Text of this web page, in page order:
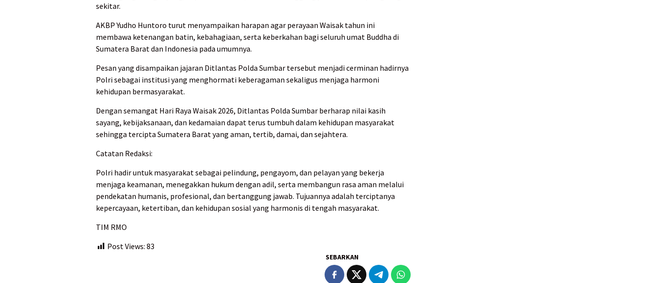
sekitar.
AKBP Yudho Huntoro turut menyampaikan harapan agar perayaan Waisak tahun ini
membawa ketenangan batin, kebahagiaan, serta keberkahan bagi seluruh umat Buddha di
Sumatera Barat dan Indonesia pada umumnya.
Pesan yang disampaikan jajaran Ditlantas Polda Sumbar tersebut menjadi cerminan hadirnya
Polri sebagai institusi yang menghormati keberagaman sekaligus menjaga harmoni
kehidupan bermasyarakat.
Dengan semangat Hari Raya Waisak 2026, Ditlantas Polda Sumbar berharap nilai kasih
sayang, kebijaksanaan, dan kedamaian dapat terus tumbuh dalam kehidupan masyarakat
sehingga tercipta Sumatera Barat yang aman, tertib, damai, dan sejahtera.
Catatan Redaksi:
Polri hadir untuk masyarakat sebagai pelindung, pengayom, dan pelayan yang bekerja
menjaga keamanan, menegakkan hukum dengan adil, serta membangun rasa aman melalui
pendekatan humanis, profesional, dan bertanggung jawab. Tujuannya adalah terciptanya
kepercayaan, ketertiban, dan kehidupan sosial yang harmonis di tengah masyarakat.
TIM RMO
Post Views: 83
SEBARKAN